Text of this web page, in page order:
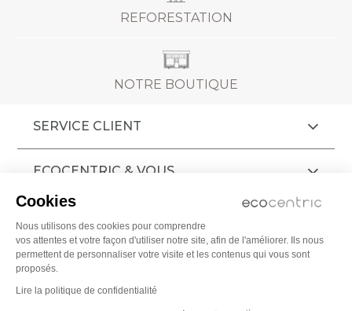
REFORESTATION
NOTRE BOUTIQUE
SERVICE CLIENT
ECOCENTRIC & VOUS
CGV
MENTIONS LÉGALES
© 2009 - 2026 ECOCENTRIC Tous droits
Cookies
Nous utilisons des cookies pour comprendre
vos attentes et votre façon d'utiliser notre site, afin de l'améliorer. Ils nous
permettent de personnaliser votre visite et les contenus qui vous sont
proposés.
Lire la politique de confidentialité